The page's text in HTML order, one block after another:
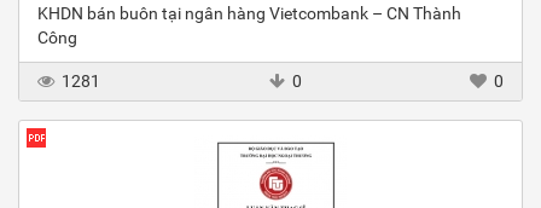
KHDN bán buôn tại ngân hàng Vietcombank – CN Thành
Công
1281 0 0